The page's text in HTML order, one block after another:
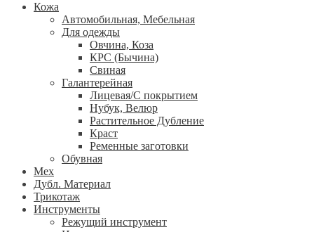
Кожа
Автомобильная, Мебельная
Для одежды
Овчина, Коза
КРС (Бычина)
Свиная
Галантерейная
Лицевая/С покрытием
Нубук, Велюр
Растительное Дубление
Краст
Ременные заготовки
Обувная
Мех
Дубл. Материал
Трикотаж
Инструменты
Режущий инструмент